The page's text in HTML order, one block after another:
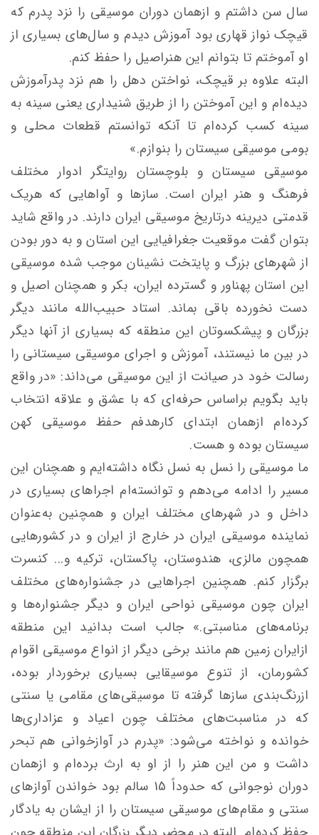
سال سن داشتم و ازهمان دوران موسیقی را نزد پدرم که
قیچک نواز قهاری بود آموزش دیدم و سال‌های بسیاری از
او آموختم تا بتوانم این هنراصیل را حفظ کنم.
البته علاوه بر قیچک، نواختن دهل را هم نزد پدرآموزش
دیده‌ام و این آموختن را از طریق شنیداری یعنی سینه به
سینه کسب کرده‌ام تا آنکه توانستم قطعات محلی و
بومی موسیقی سیستان را بنوازم.»
موسیقی سیستان و بلوچستان روایتگر ادوار مختلف
فرهنگ و هنر ایران است. سازها و آواهایی که هریک
قدمتی دیرینه درتاریخ موسیقی ایران دارند. در واقع شاید
بتوان گفت موقعیت جغرافیایی این استان و به دور بودن
از شهرهای بزرگ و پایتخت نشینان موجب شده موسیقی
این استان پهناور و گسترده ایران، بکر و همچنان اصیل و
دست نخورده باقی بماند. استاد حبیب‌الله مانند دیگر
بزرگان و پیشکسوتان این منطقه که بسیاری از آنها دیگر
در بین ما نیستند، آموزش و اجرای موسیقی سیستانی را
رسالت خود در صیانت از این موسیقی می‌داند: «در واقع
باید بگویم براساس حرفه‌ای که با عشق و علاقه انتخاب
کرده‌ام ازهمان ابتدای کارهدفم حفظ موسیقی کهن
سیستان بوده و هست.
ما موسیقی را نسل به نسل نگاه داشته‌ایم و همچنان این
مسیر را ادامه می‌دهم و توانسته‌ام اجراهای بسیاری در
داخل و در شهرهای مختلف ایران و همچنین به‌عنوان
نماینده موسیقی ایران در خارج از ایران و در کشورهایی
همچون مالزی، هندوستان، پاکستان، ترکیه و... کنسرت
برگزار کنم. همچنین اجراهایی در جشنواره‌های مختلف
ایران چون موسیقی نواحی ایران و دیگر جشنواره‌ها و
برنامه‌های مناسبتی.» جالب است بدانید این منطقه
ازایران زمین هم مانند برخی دیگر از انواع موسیقی اقوام
کشورمان، از تنوع موسیقایی بسیاری برخوردار بوده،
ازرنگ‌بندی سازها گرفته تا موسیقی‌های مقامی یا سنتی
که در مناسبت‌های مختلف چون اعیاد و عزاداری‌ها
خوانده و نواخته می‌شود: «پدرم در آوازخوانی هم تبحر
داشت و من این هنر را از او به ارث برده‌ام و ازهمان
دوران نوجوانی که حدوداً 15 سالم بود خواندن آوازهای
سنتی و مقام‌های موسیقی سیستان را از ایشان به یادگار